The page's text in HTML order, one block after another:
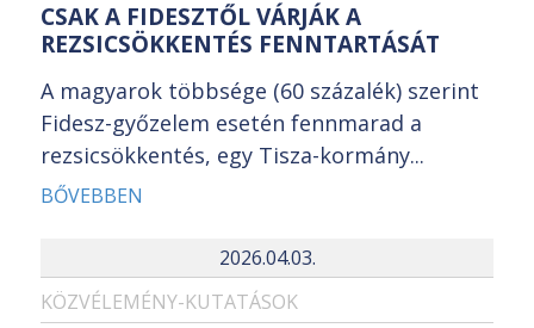
CSAK A FIDESZTŐL VÁRJÁK A
REZSICSÖKKENTÉS FENNTARTÁSÁT
A magyarok többsége (60 százalék) szerint
Fidesz-győzelem esetén fennmarad a
rezsicsökkentés, egy Tisza-kormány...
BŐVEBBEN
2026.04.03.
KÖZVÉLEMÉNY-KUTATÁSOK